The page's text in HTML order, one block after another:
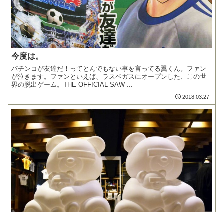
今度は。
パチンコが友達だ！ってとんでもない事を言ってる翼くん。ファン
が泣きます。ファンといえば、ラスベガスにオープンした、この世
界の脱出ゲーム。THE OFFICIAL SAW ...
2018.03.27